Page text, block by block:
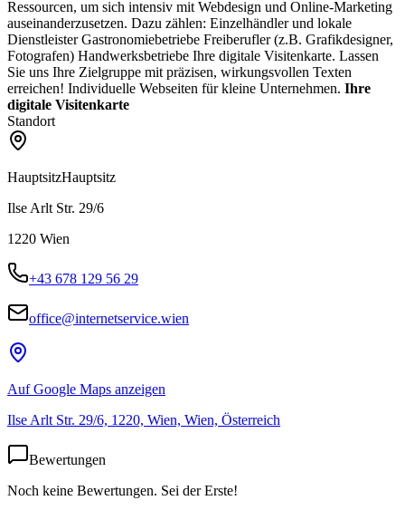
Ressourcen, um sich intensiv mit Webdesign und Online-Marketing
auseinanderzusetzen. Dazu zählen: Einzelhändler und lokale
Dienstleister Gastronomiebetriebe Freiberufler (z.B. Grafikdesigner,
Fotografen) Handwerksbetriebe Ihre digitale Visitenkarte. Lassen
Sie uns Ihre Zielgruppe mit präzisen, wirkungsvollen Texten
erreichen! Individuelle Webseiten für kleine Unternehmen. Ihre
digitale Visitenkarte
Standort
HauptsitzHauptsitz
Ilse Arlt Str. 29/6
1220 Wien
+43 678 129 56 29
office@internetservice.wien
Auf Google Maps anzeigen
Ilse Arlt Str. 29/6, 1220, Wien, Wien, Österreich
Bewertungen
Noch keine Bewertungen. Sei der Erste!